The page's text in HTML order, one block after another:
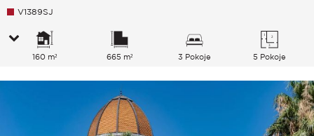
V1389SJ
160 m² 665 m² 3 Pokoje 5 Pokoje